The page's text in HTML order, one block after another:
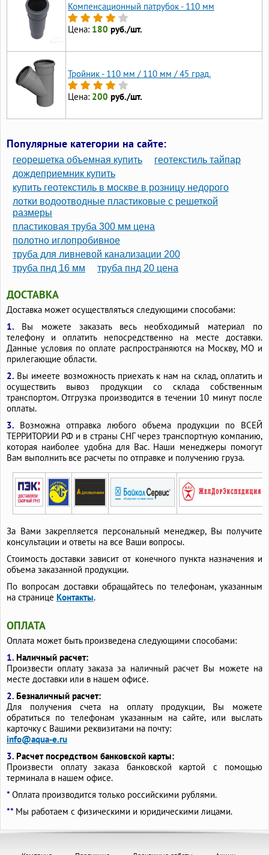
Компенсационный патрубок - 110 мм
Цена: 180 руб./шт.
Тройник - 110 мм / 110 мм / 45 град.
Цена: 200 руб./шт.
Популярные категории на сайте:
георешетка объемная купить
геотекстиль тайпар
дождеприемник купить
купить геотекстиль в москве в розницу недорого
лотки водоотводные пластиковые с решеткой
размеры
пластиковая труба 300 мм цена
полотно иглопробивное
труба для ливневой канализации 200
труба пнд 16 мм
труба пнд 20 цена
ДОСТАВКА
Доставка может осуществляться следующими способами:
1. Вы можете заказать весь необходимый материал по
телефону и оплатить непосредственно на месте доставки.
Данные условия по оплате распространяются на Москву, МО и
прилегающие области.
2. Вы имеете возможность приехать к нам на склад, оплатить и
осуществить вывоз продукции со склада собственным
транспортом. Отгрузка производится в течении 10 минут после
оплаты.
3. Возможна отправка любого объема продукции по ВСЕЙ
ТЕРРИТОРИИ РФ и в страны СНГ через транспортную компанию,
которая наиболее удобна для Вас. Наши менеджеры помогут
Вам выполнить все расчеты по отправке и получению груза.
За Вами закрепляется персональный менеджер, Вы получите
консультации и ответы на все Ваши вопросы.
Стоимость доставки зависит от конечного пункта назначения и
объема заказанной продукции.
По вопросам доставки обращайтесь по телефонам, указанным
на странице Контакты.
ОПЛАТА
Оплата может быть произведена следующими способами:
1. Наличный расчет:
Произвести оплату заказа за наличный расчет Вы можете на
месте доставки или в нашем офисе.
2. Безналичный расчет:
Для получения счета на оплату продукции, Вы можете
обратиться по телефонам указанным на сайте, или выслать
карточку с Вашими реквизитами на почту:
info@aqua-e.ru
3. Расчет посредством банковской карты:
Произвести оплату заказа банковской картой с помощью
терминала в нашем офисе.
* Оплата производится только российскими рублями.
** Мы работаем с физическими и юридическими лицами.